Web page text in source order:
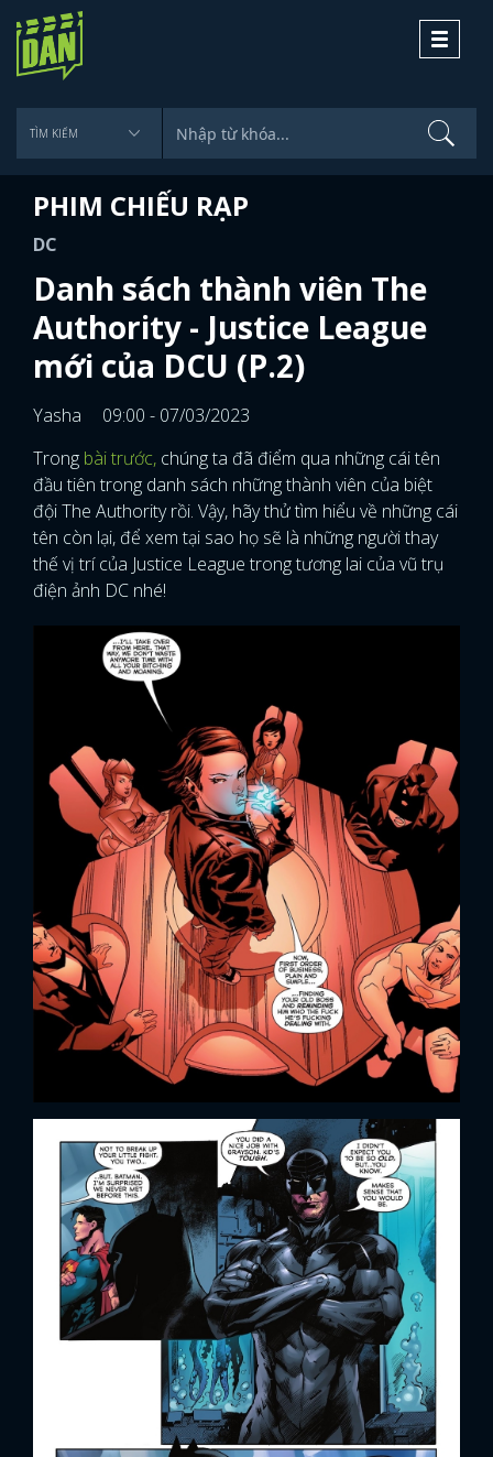
Toggle
PHIM CHIẾU RẠP
DC
Danh sách thành viên The
Authority - Justice League
mới của DCU (P.2)
Yasha
09:00 - 07/03/2023
Trong bài trước, chúng ta đã điểm qua những cái tên
đầu tiên trong danh sách những thành viên của biệt
đội The Authority rồi. Vậy, hãy thử tìm hiểu về những cái
tên còn lại, để xem tại sao họ sẽ là những người thay
thế vị trí của Justice League trong tương lai của vũ trụ
điện ảnh DC nhé!